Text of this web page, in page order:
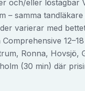
och/eller löstagbar
– samma
varierar med
Ronna, Hovsjö,
(30 min) där